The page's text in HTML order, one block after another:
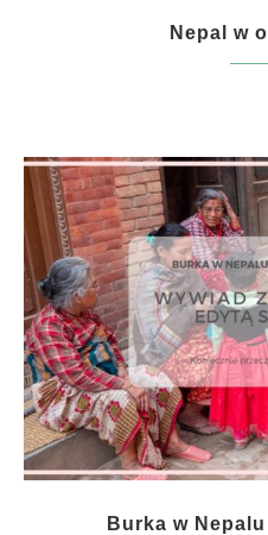
Nepal w
Burka w